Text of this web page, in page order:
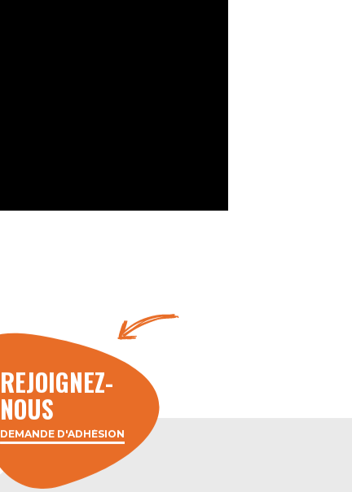
REJOIGNEZ-
NOUS
DEMANDE D'ADHÉSION